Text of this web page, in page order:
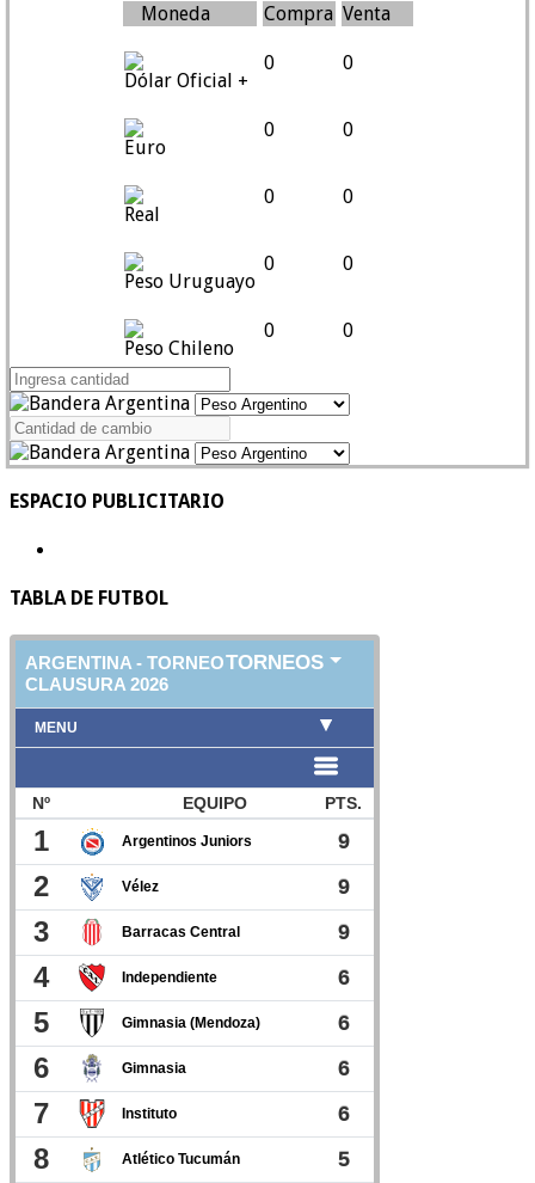
Moneda Compra Venta
Dólar Oficial +
0 0
Euro
0 0
Real
0 0
Peso Uruguayo
0 0
Peso Chileno
0 0
ESPACIO PUBLICITARIO
TABLA DE FUTBOL